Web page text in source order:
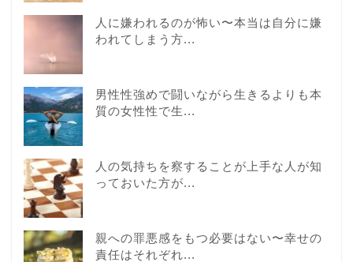
人に嫌われるのが怖い〜本当は自分に嫌
われてしまう方...
男性性強めで闘いながら生きるよりも本
質の女性性で生...
人の気持ちを察することが上手な人が知
っておいた方が...
親への罪悪感をもつ必要はない〜幸せの
責任はそれぞれ...